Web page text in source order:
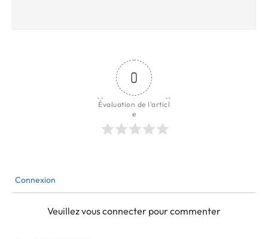
0
Évaluation de l'articl
e
Connexion
Veuillez vous connecter pour commenter